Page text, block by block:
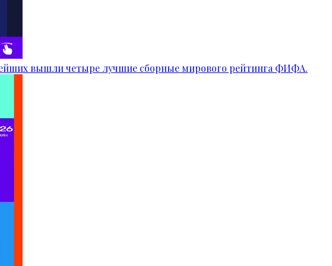
вышли четыре лучшие сборные мирового рейтинга ФИФА.